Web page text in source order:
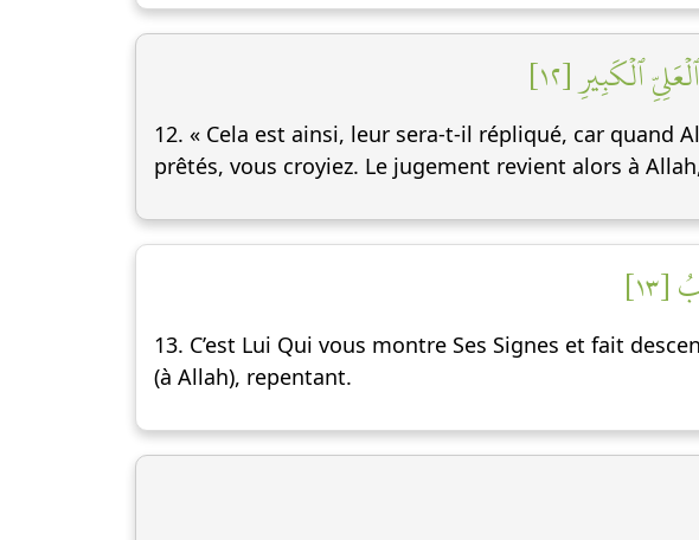
ٱلۡكَبِيرِ [١٢]
12. « Cela est ainsi, leur sera-t-il répliqué, car quand
prêtés, vous croyiez. Le jugement revient alors à
13. C’est Lui Qui vous montre Ses Signes et fait
(à Allah), repentant.